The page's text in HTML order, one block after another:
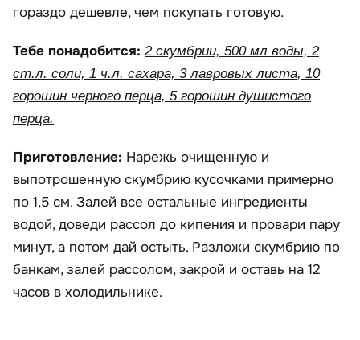
гораздо дешевле, чем покупать готовую.
Тебе понадобится: 2 скумбрии, 500 мл воды, 2
ст.л. соли, 1 ч.л. сахара, 3 лавровых листа, 10
горошин черного перца, 5 горошин душистого
перца.
Приготовление: Нарежь очищенную и
выпотрошенную скумбрию кусочками примерно
по 1,5 см. Залей все остальные ингредиенты
водой, доведи рассол до кипения и провари пару
минут, а потом дай остыть. Разложи скумбрию по
банкам, залей рассолом, закрой и оставь на 12
часов в холодильнике.